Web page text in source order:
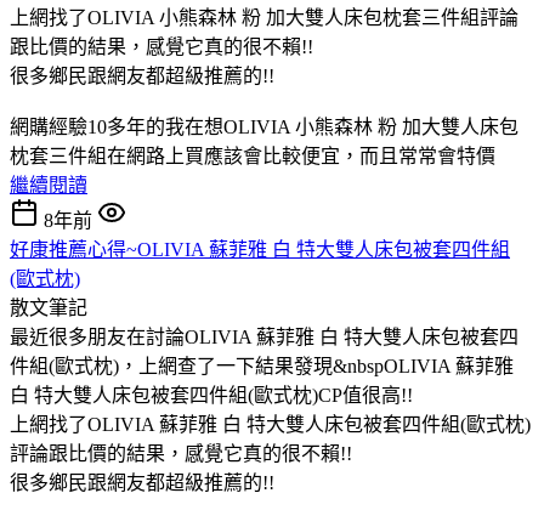
上網找了OLIVIA 小熊森林 粉 加大雙人床包枕套三件組評論
跟比價的結果，感覺它真的很不賴!!
很多鄉民跟網友都超級推薦的!!
網購經驗10多年的我在想OLIVIA 小熊森林 粉 加大雙人床包
枕套三件組在網路上買應該會比較便宜，而且常常會特價
繼續閱讀
8年前
好康推薦心得~OLIVIA 蘇菲雅 白 特大雙人床包被套四件組
(歐式枕)
散文筆記
最近很多朋友在討論OLIVIA 蘇菲雅 白 特大雙人床包被套四
件組(歐式枕)，上網查了一下結果發現&nbspOLIVIA 蘇菲雅
白 特大雙人床包被套四件組(歐式枕)CP值很高!!
上網找了OLIVIA 蘇菲雅 白 特大雙人床包被套四件組(歐式枕)
評論跟比價的結果，感覺它真的很不賴!!
很多鄉民跟網友都超級推薦的!!